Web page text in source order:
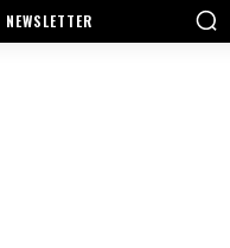
NEWSLETTER